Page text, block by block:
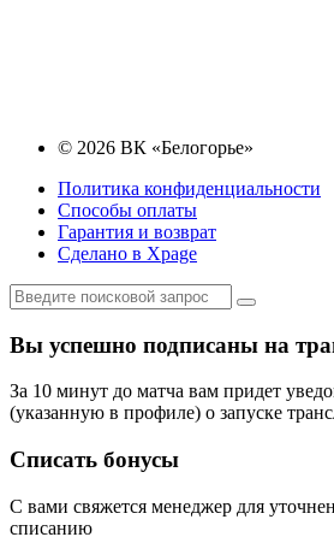
© 2026 ВК «Белогорье»
Политика конфиденциальности
Способы оплаты
Гарантия и возврат
Сделано в Xpage
Вы успешно подписаны на
За 10 минут до матча вам придет
(указанную в профиле) о запуске
Списать бонусы
С вами свяжется менеджер для
списанию